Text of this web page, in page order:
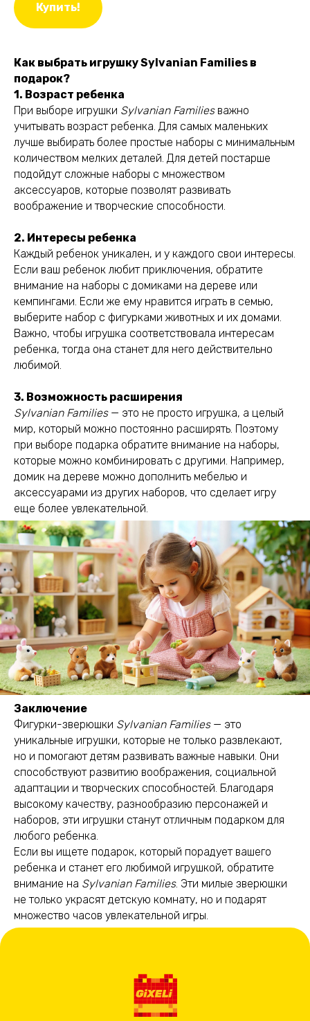
Купить!
Как выбрать игрушку Sylvanian Families в
подарок?
1. Возраст ребенка
При выборе игрушки Sylvanian Familiesважно
учитывать возраст ребенка. Для самых маленьких
лучше выбирать более простые наборы с минимальным
количеством мелких деталей. Для детей постарше
подойдут сложные наборы с множеством
аксессуаров, которые позволят развивать
воображение и творческие способности.
2. Интересы ребенка
Каждый ребенок уникален, и у каждого свои интересы.
Если ваш ребенок любит приключения, обратите
внимание на наборы с домиками на дереве или
кемпингами. Если же ему нравится играть в семью,
выберите набор с фигурками животных и их домами.
Важно, чтобы игрушка соответствовала интересам
ребенка, тогда она станет для него действительно
любимой.
3. Возможность расширения
Sylvanian Families— это не просто игрушка, а целый
мир, который можно постоянно расширять. Поэтому
при выборе подарка обратите внимание на наборы,
которые можно комбинировать с другими. Например,
домик на дереве можно дополнить мебелью и
аксессуарами из других наборов, что сделает игру
еще более увлекательной.
Заключение
Фигурки-зверюшки Sylvanian Families— это
уникальные игрушки, которые не только развлекают,
но и помогают детям развивать важные навыки. Они
способствуют развитию воображения, социальной
адаптации и творческих способностей. Благодаря
высокому качеству, разнообразию персонажей и
наборов, эти игрушки станут отличным подарком для
любого ребенка.
Если вы ищете подарок, который порадует вашего
ребенка и станет его любимой игрушкой, обратите
внимание на Sylvanian Families. Эти милые зверюшки
не только украсят детскую комнату, но и подарят
множество часов увлекательной игры.